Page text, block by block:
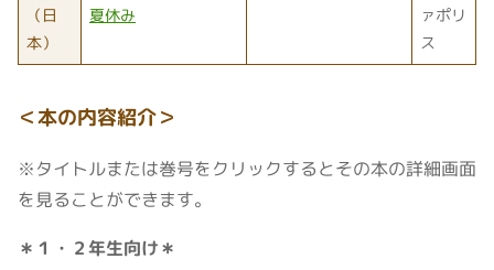
（日
本）
夏休み
ァポリ
ス
＜本の内容紹介＞
※タイトルまたは巻号をクリックするとその本の詳細画面
を見ることができます。
＊１・２年生向け＊